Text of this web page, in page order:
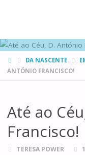
HOMEDA NASCENTE
ANTÓNIO FRANCISCO!
Até ao
Francisco!
TERESA POWER